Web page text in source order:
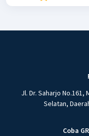
Jl. Dr. Saharjo
Selatan,
Coba